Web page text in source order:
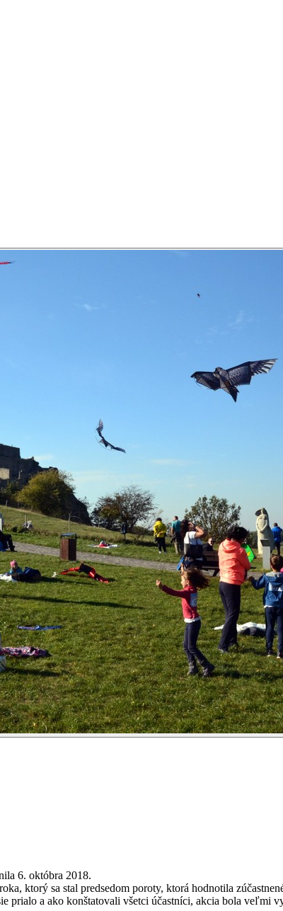
6. októbra 2018.
ktorý sa stal predsedom poroty, ktorá hodnotila
prialo a ako konštatovali všetci účastníci, akcia bola